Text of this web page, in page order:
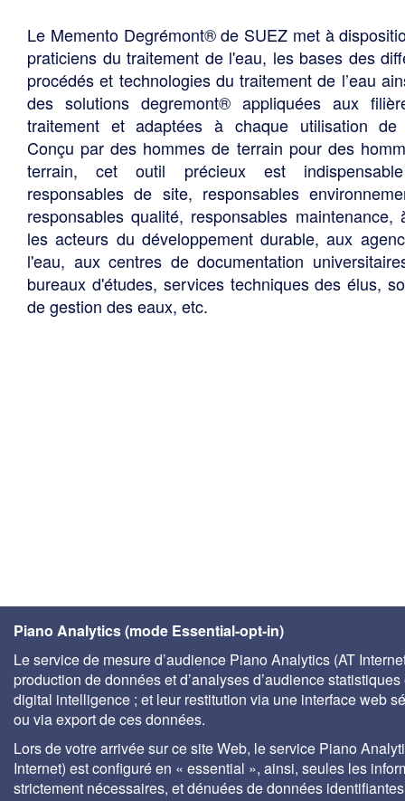
Le Memento Degrémont® de SUEZ met à
praticiens du traitement de l'eau, les bases des
procédés et technologies du traitement de l’eau
des solutions degremont® appliquées aux
traitement et adaptées à chaque utilisation de
Conçu par des hommes de terrain pour des
terrain, cet outil précieux est
responsables de site, responsables
responsables qualité, responsables maintenance,
les acteurs du développement durable, aux
l'eau, aux centres de documentation
bureaux d'études, services techniques des élus,
de gestion des eaux, etc.
Piano Analytics (mode Essential-opt-in)
Le service de mesure d’audience Piano Analytics (AT
production de données et d’analyses d’audience statistiques
digital intelligence ; et leur restitution via une interface web
ou via export de ces données.
Lors de votre arrivée sur ce site Web, le service Piano
Internet) est configuré en « essential », ainsi, seules les
strictement nécessaires, et dénuées de données